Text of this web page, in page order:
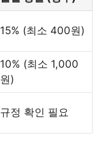
15% (최소 400원)
10% (최소 1,000
원)
규정 확인 필요